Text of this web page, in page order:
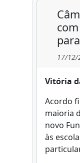
17/12/
Vitória
Acordo
maioria
novo
às